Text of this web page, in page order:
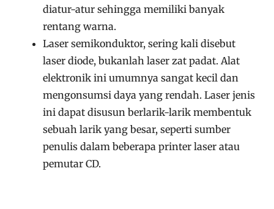
diatur-atur sehingga memiliki banyak
rentang warna.
Laser semikonduktor, sering kali disebut
laser diode, bukanlah laser zat padat. Alat
elektronik ini umumnya sangat kecil dan
mengonsumsi daya yang rendah. Laser jenis
ini dapat disusun berlarik-larik membentuk
sebuah larik yang besar, seperti sumber
penulis dalam beberapa printer laser atau
pemutar CD.